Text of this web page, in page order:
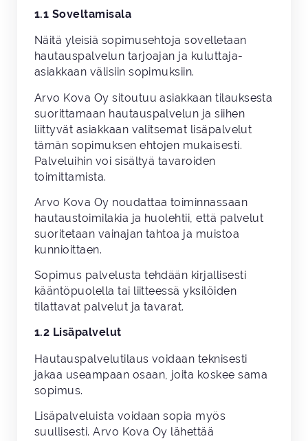
1.1 Soveltamisala
Näitä yleisiä sopimusehtoja sovelletaan
hautauspalvelun tarjoajan ja kuluttaja-
asiakkaan välisiin sopimuksiin.
Arvo Kova Oy sitoutuu asiakkaan tilauksesta
suorittamaan hautauspalvelun ja siihen
liittyvät asiakkaan valitsemat lisäpalvelut
tämän sopimuksen ehtojen mukaisesti.
Palveluihin voi sisältyä tavaroiden
toimittamista.
Arvo Kova Oy noudattaa toiminnassaan
hautaustoimilakia ja huolehtii, että palvelut
suoritetaan vainajan tahtoa ja muistoa
kunnioittaen.
Sopimus palvelusta tehdään kirjallisesti
kääntöpuolella tai liitteessä yksilöiden
tilattavat palvelut ja tavarat.
1.2 Lisäpalvelut
Hautauspalvelutilaus voidaan teknisesti
jakaa useampaan osaan, joita koskee sama
sopimus.
Lisäpalveluista voidaan sopia myös
suullisesti. Arvo Kova Oy lähettää